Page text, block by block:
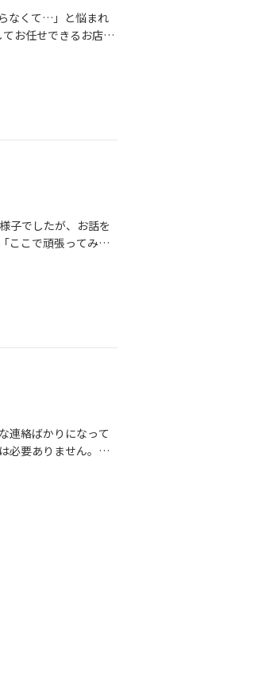
なくて…」と悩まれ
お任せできるお店を
BeHappyでは✔お買
？」「自分に似合
子でしたが、お話を
ここで頑張ってみま
面談は、お友達と
い🤗それが、結婚
連絡ばかりになって
必要ありません。大
しく、前向きにト
一人で悩まない婚活